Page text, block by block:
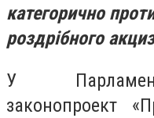
категорично
роздрібного
У
законопроект